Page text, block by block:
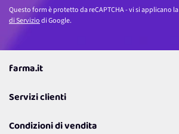
Questo form è protetto da reCAPTCHA - vi si applicano la
di Serviziodi Google.
farma.it
Coupon
Lavora con noi
Servizi clienti
Richiamami
Condizioni di vendita